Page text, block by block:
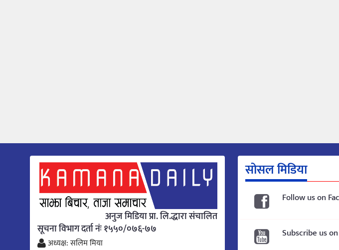
अनुज मिडिया प्रा. लि.द्धारा संचालित
सूचना विभाग दर्ता नंः १५५०/०७६-७७
अध्यक्ष: सलिम मिया
सोसल मिडिया
Follow us on
Subscribe us